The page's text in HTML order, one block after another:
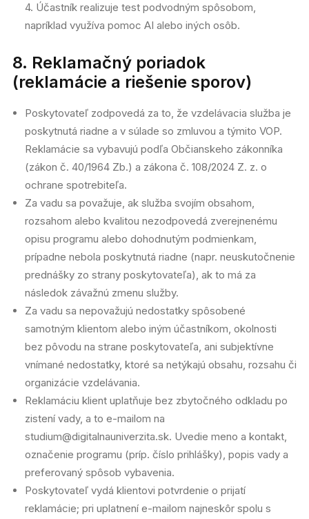
4. Účastník realizuje test podvodným spôsobom,
napríklad využíva pomoc AI alebo iných osôb.
8. Reklamačný poriadok
(reklamácie a riešenie sporov)
Poskytovateľ zodpovedá za to, že vzdelávacia služba je
poskytnutá riadne a v súlade so zmluvou a týmito VOP.
Reklamácie sa vybavujú podľa Občianskeho zákonníka
(zákon č. 40/1964 Zb.) a zákona č. 108/2024 Z. z. o
ochrane spotrebiteľa.
Za vadu sa považuje, ak služba svojím obsahom,
rozsahom alebo kvalitou nezodpovedá zverejnenému
opisu programu alebo dohodnutým podmienkam,
prípadne nebola poskytnutá riadne (napr. neuskutočnenie
prednášky zo strany poskytovateľa), ak to má za
následok závažnú zmenu služby.
Za vadu sa nepovažujú nedostatky spôsobené
samotným klientom alebo iným účastníkom, okolnosti
bez pôvodu na strane poskytovateľa, ani subjektívne
vnímané nedostatky, ktoré sa netýkajú obsahu, rozsahu či
organizácie vzdelávania.
Reklamáciu klient uplatňuje bez zbytočného odkladu po
zistení vady, a to e-mailom na
studium@digitalnauniverzita.sk. Uvedie meno a kontakt,
označenie programu (príp. číslo prihlášky), popis vady a
preferovaný spôsob vybavenia.
Poskytovateľ vydá klientovi potvrdenie o prijatí
reklamácie; pri uplatnení e-mailom najneskôr spolu s